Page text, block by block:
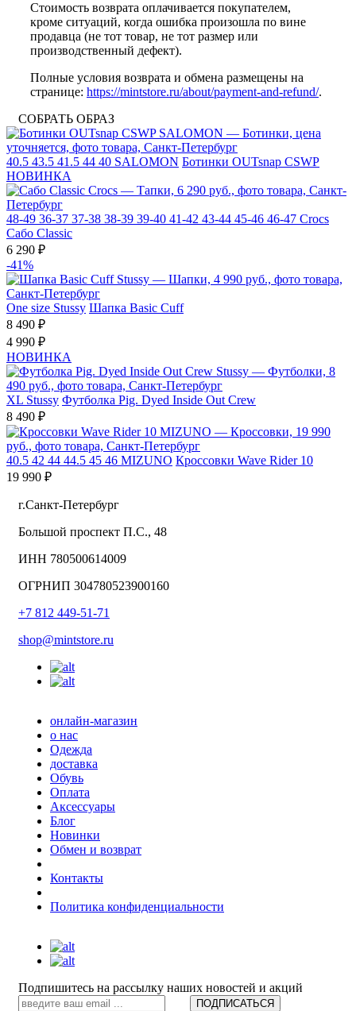
Стоимость возврата оплачивается покупателем,
кроме ситуаций, когда ошибка произошла по вине
продавца (не тот товар, не тот размер или
производственный дефект).
Полные условия возврата и обмена размещены на
странице: https://mintstore.ru/about/payment-and-refund/.
СОБРАТЬ ОБРАЗ
40.5 43.5 41.5 44 40 SALOMON Ботинки OUTsnap CSWP
НОВИНКА
48-49 36-37 37-38 38-39 39-40 41-42 43-44 45-46 46-47 Crocs
Сабо Classic
6 290 ₽
-41%
One size Stussy Шапка Basic Cuff
8 490 ₽
4 990 ₽
НОВИНКА
XL Stussy Футболка Pig. Dyed Inside Out Crew
8 490 ₽
40.5 42 44 44.5 45 46 MIZUNO Кроссовки Wave Rider 10
19 990 ₽
г.Санкт-Петербург
Большой проспект П.С., 48
ИНН 780500614009
ОГРНИП 304780523900160
+7 812 449-51-71
shop@mintstore.ru
онлайн-магазин
о нас
Одежда
доставка
Обувь
Оплата
Аксессуары
Блог
Новинки
Обмен и возврат
Контакты
Политика конфиденциальности
Подпишитесь на рассылку наших новостей и акций
ПОДПИСАТЬСЯ